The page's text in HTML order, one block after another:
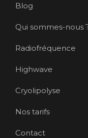
Blog
Qui sommes-nous
Radiofréquence
Highwave
Cryolipolyse
Nos tarifs
Contact